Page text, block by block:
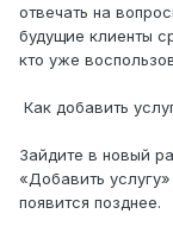
отвечать на
будущие клиенты
кто уже
Как добавить
Зайдите в новый
«Добавить
появится позднее.